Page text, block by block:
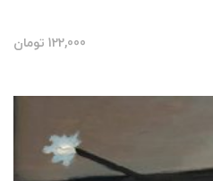
122,000 تومان